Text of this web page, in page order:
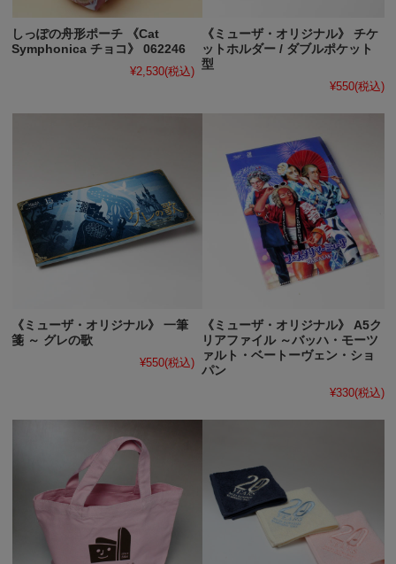
しっぽの舟形ポーチ 《Cat
Symphonica チョコ》 062246
¥2,530(税込)
《ミューザ・オリジナル》 チケ
ットホルダー / ダブルポケット
型
¥550(税込)
《ミューザ・オリジナル》 一筆
箋 ～ グレの歌
¥550(税込)
《ミューザ・オリジナル》 A5ク
リアファイル ～バッハ・モーツ
ァルト・ベートーヴェン・ショ
パン
¥330(税込)